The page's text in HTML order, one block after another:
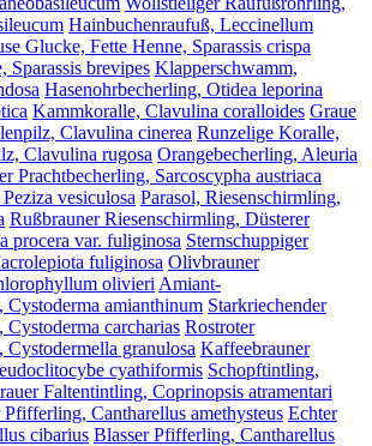
Hainbuchenraufuß, Leccinellum
Glucke, Fette Henne, Sparassis crispa
brevipes Klapperschwamm,
Hasenohrbecherling, Otidea leporina
Kammkoralle, Clavulina coralloides Graue
Clavulina cinerea Runzelige Koralle,
Clavulina rugosa Orangebecherling, Aleuria
Prachtbecherling, Sarcoscypha austriaca
vesiculosa Parasol, Riesenschirmling,
Rußbrauner Riesenschirmling, Düsterer
procera var. fuliginosa Sternschuppiger
fuliginosa Olivbrauner
olivieriAmiant-
amianthinum Starkriechender
carcharias Rostroter
granulosa Kaffeebrauner
cyathiformis Schopftintling,
Faltentintling, Coprinopsis atramentari
Cantharellus amethysteus Echter
cibarius Blasser Pfifferling, Cantharellus